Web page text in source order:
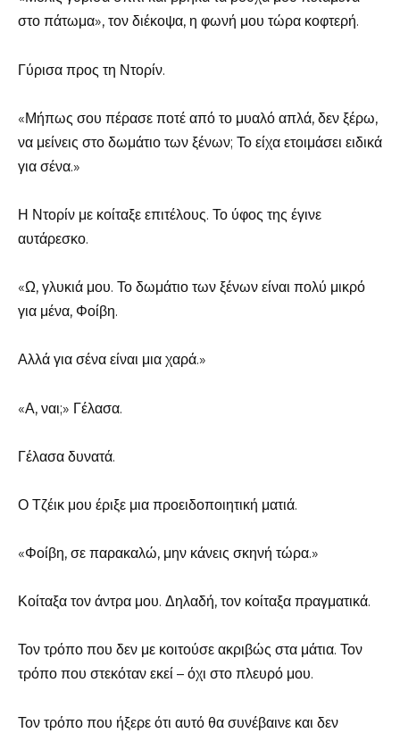
στο πάτωμα», τον διέκοψα, η φωνή μου τώρα κοφτερή.
Γύρισα προς τη Ντορίν.
«Μήπως σου πέρασε ποτέ από το μυαλό απλά, δεν ξέρω,
να μείνεις στο δωμάτιο των ξένων; Το είχα ετοιμάσει ειδικά
για σένα.»
Η Ντορίν με κοίταξε επιτέλους. Το ύφος της έγινε
αυτάρεσκο.
«Ω, γλυκιά μου. Το δωμάτιο των ξένων είναι πολύ μικρό
για μένα, Φοίβη.
Αλλά για σένα είναι μια χαρά.»
«Α, ναι;» Γέλασα.
Γέλασα δυνατά.
Ο Τζέικ μου έριξε μια προειδοποιητική ματιά.
«Φοίβη, σε παρακαλώ, μην κάνεις σκηνή τώρα.»
Κοίταξα τον άντρα μου. Δηλαδή, τον κοίταξα πραγματικά.
Τον τρόπο που δεν με κοιτούσε ακριβώς στα μάτια. Τον
τρόπο που στεκόταν εκεί – όχι στο πλευρό μου.
Τον τρόπο που ήξερε ότι αυτό θα συνέβαινε και δεν